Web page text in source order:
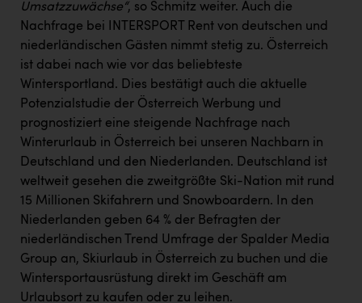
Umsatzzuwächse“, so Schmitz weiter. Auch die
Nachfrage bei INTERSPORT Rent von deutschen und
niederländischen Gästen nimmt stetig zu. Österreich
ist dabei nach wie vor das beliebteste
Wintersportland. Dies bestätigt auch die aktuelle
Potenzialstudie der Österreich Werbung und
prognostiziert eine steigende Nachfrage nach
Winterurlaub in Österreich bei unseren Nachbarn in
Deutschland und den Niederlanden. Deutschland ist
weltweit gesehen die zweitgrößte Ski-Nation mit rund
15 Millionen Skifahrern und Snowboardern. In den
Niederlanden geben 64 % der Befragten der
niederländischen Trend Umfrage der Spalder Media
Group an, Skiurlaub in Österreich zu buchen und die
Wintersportausrüstung direkt im Geschäft am
Urlaubsort zu kaufen oder zu leihen.